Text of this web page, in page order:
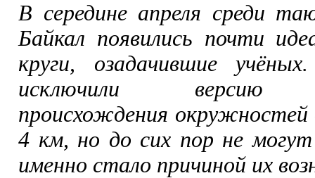
В середине апреля среди
Байкал появились почти
круги, озадачившие
исключили версию
происхождения
4 км, но до сих пор не
именно стало причиной их